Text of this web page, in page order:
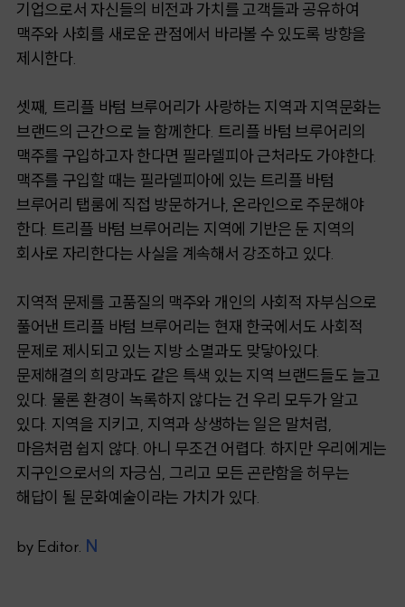
기업으로서 자신들의 비전과 가치를 고객들과 공유하여
맥주와 사회를 새로운 관점에서 바라볼 수 있도록 방향을
제시한다.
셋째, 트리플 바텀 브루어리가 사랑하는 지역과 지역문화는
브랜드의 근간으로 늘 함께한다. 트리플 바텀 브루어리의
맥주를 구입하고자 한다면 필라델피아 근처라도 가야한다.
맥주를 구입할 때는 필라델피아에 있는 트리플 바텀
브루어리 탭룸에 직접 방문하거나, 온라인으로 주문해야
한다. 트리플 바텀 브루어리는 지역에 기반은 둔 지역의
회사로 자리한다는 사실을 계속해서 강조하고 있다.
지역적 문제를 고품질의 맥주와 개인의 사회적 자부심으로
풀어낸 트리플 바텀 브루어리는 현재 한국에서도 사회적
문제로 제시되고 있는 지방 소멸과도 맞닿아있다.
문제해결의 희망과도 같은 특색 있는 지역 브랜드들도 늘고
있다. 물론 환경이 녹록하지 않다는 건 우리 모두가 알고
있다. 지역을 지키고, 지역과 상생하는 일은 말처럼,
마음처럼 쉽지 않다. 아니 무조건 어렵다. 하지만 우리에게는
지구인으로서의 자긍심, 그리고 모든 곤란함을 허무는
해답이 될 문화예술이라는 가치가 있다.
by Editor. N